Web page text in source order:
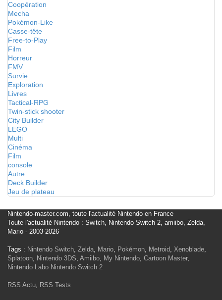
Coopération
Mecha
Pokémon-Like
Casse-tête
Free-to-Play
Film
Horreur
FMV
Survie
Exploration
Livres
Tactical-RPG
Twin-stick shooter
City Builder
LEGO
Multi
Cinéma
Film
console
Autre
Deck Builder
Jeu de plateau
Nintendo-master.com, toute l'actualité Nintendo en France
Toute l'actualité Nintendo : Switch, Nintendo Switch 2, amiibo, Zelda,
Mario - 2003-2026
Tags : Nintendo Switch, Zelda, Mario, Pokémon, Metroid, Xenoblade,
Splatoon, Nintendo 3DS, Amiibo, My Nintendo, Cartoon Master,
Nintendo Labo Nintendo Switch 2
RSS Actu, RSS Tests